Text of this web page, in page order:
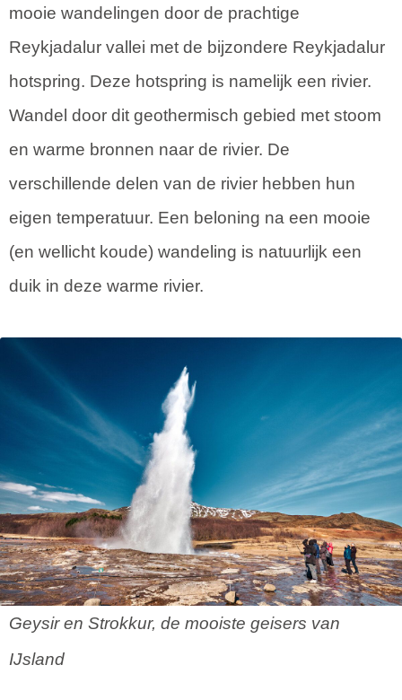
mooie wandelingen door de prachtige
Reykjadalur vallei met de bijzondere Reykjadalur
hotspring. Deze hotspring is namelijk een rivier.
Wandel door dit geothermisch gebied met stoom
en warme bronnen naar de rivier. De
verschillende delen van de rivier hebben hun
eigen temperatuur. Een beloning na een mooie
(en wellicht koude) wandeling is natuurlijk een
duik in deze warme rivier.
Geysir en Strokkur, de mooiste geisers van
IJsland